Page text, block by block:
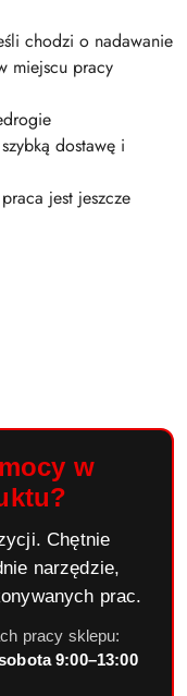
chodzi o nadawanie
miejscu pracy
dostawę i
jest jeszcze
w
Chętnie
narzędzie,
prac.
pracy sklepu:
9:00–13:00